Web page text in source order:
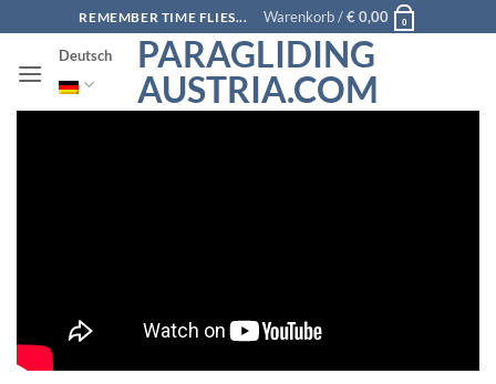
Inhalt
springen
REMEMBER TIME FLIES... Warenkorb /€0,00 0
PARAGLIDING
AUSTRIA.COM
Deutsch